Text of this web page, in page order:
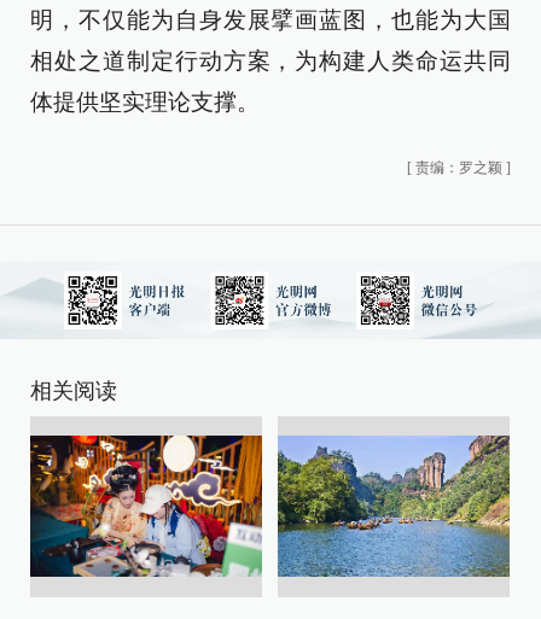
明，不仅能为自身发展擘画蓝图，也能为大国
相处之道制定行动方案，为构建人类命运共同
体提供坚实理论支撑。
[ 责编：罗之颖 ]
相关阅读